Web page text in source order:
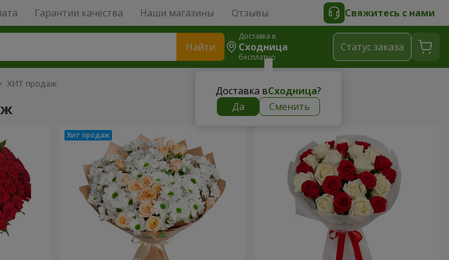
Гарантии качества Наши магазины Отзывы Свяжитесь с нами
Найти
Доставка в
Сходница
бесплатно
Доставка вСходница?
Да
Сменить
Cтатус заказа
ХИТ продаж